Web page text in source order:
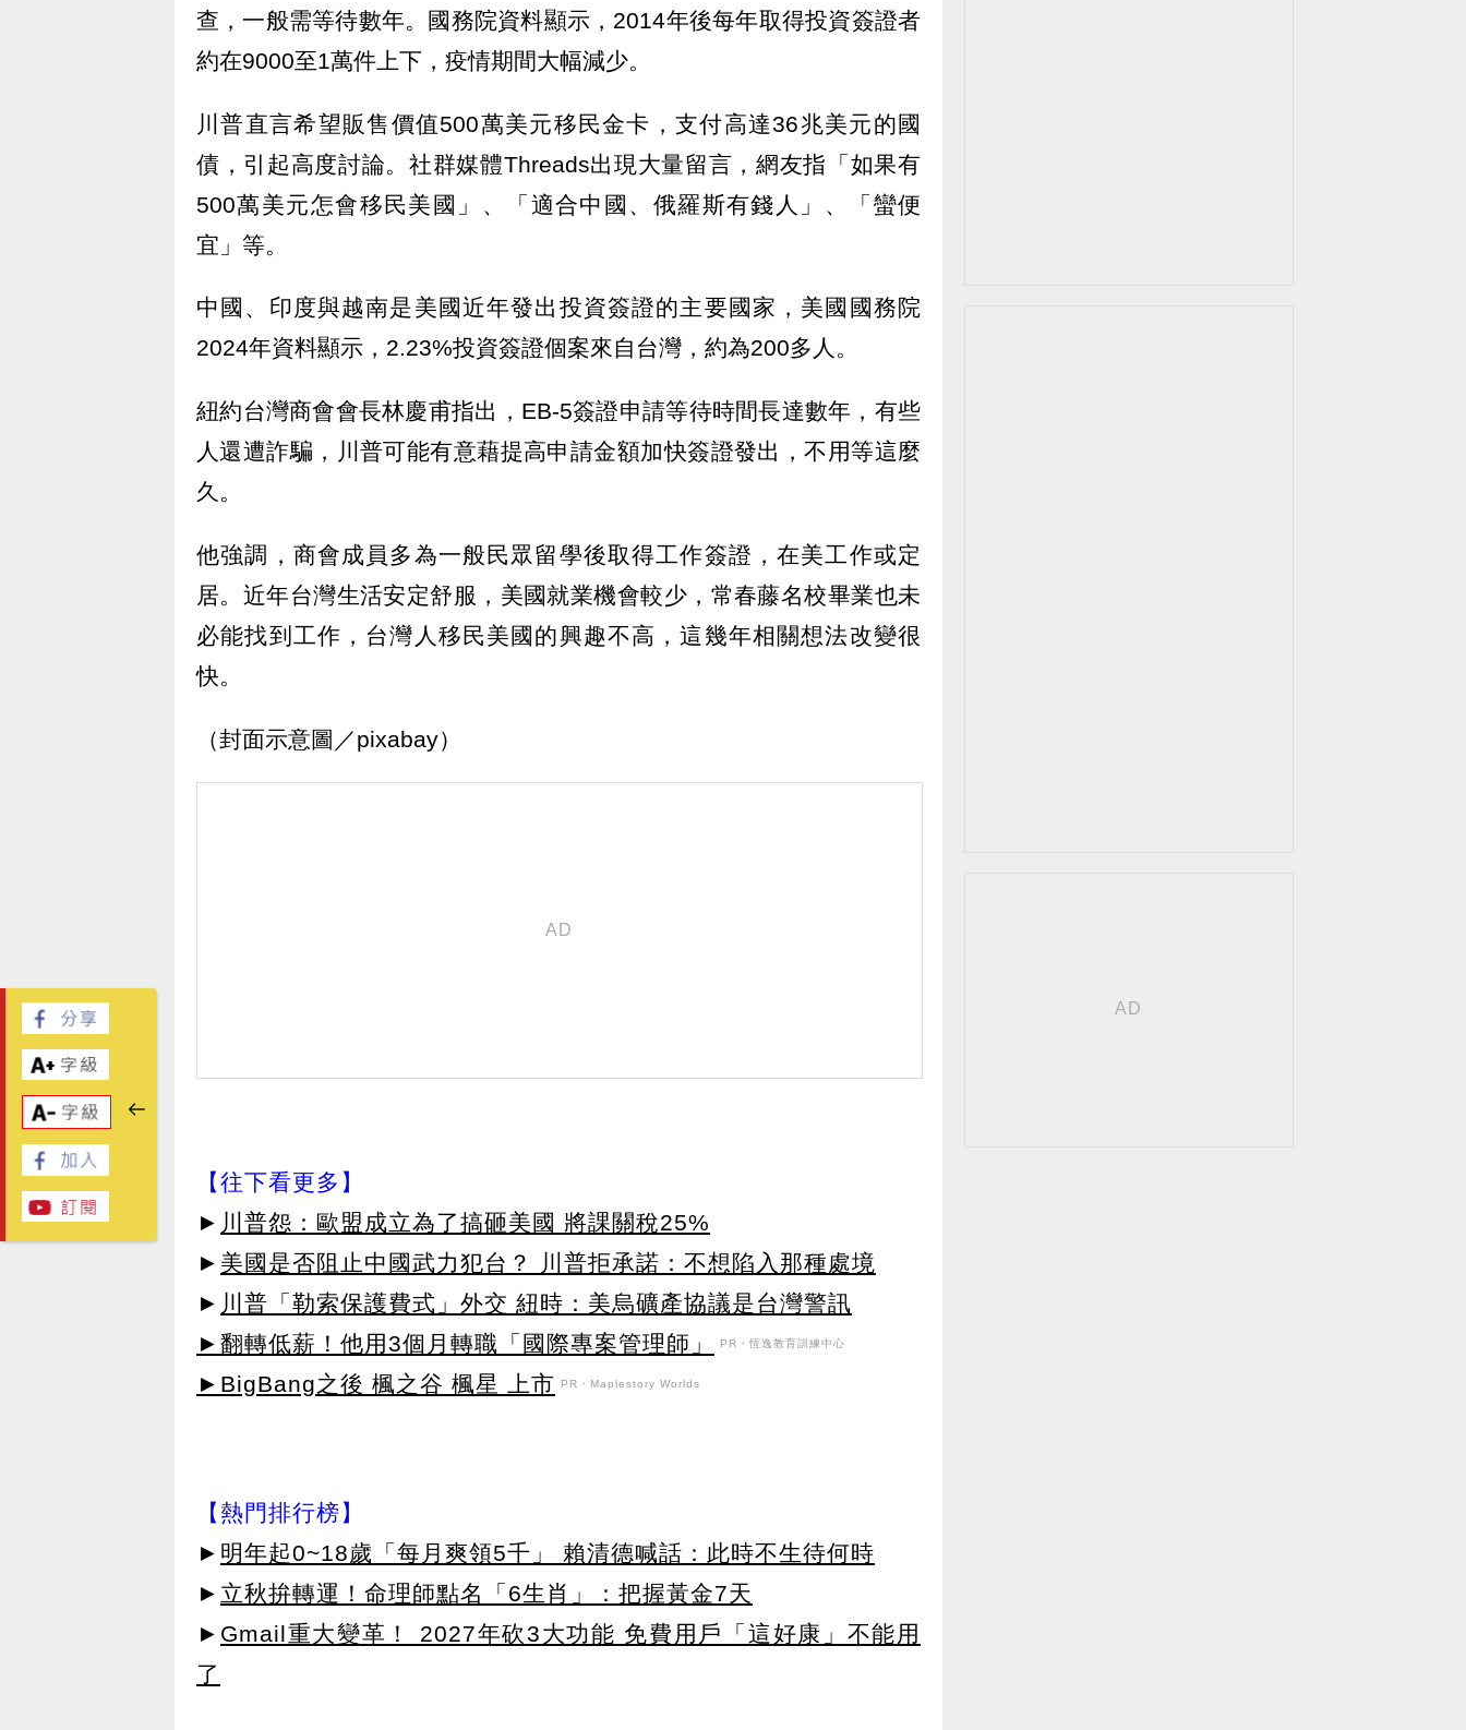
查，一般需等待數年。國務院資料顯示，2014年後每年取得投資簽證者
約在9000至1萬件上下，疫情期間大幅減少。
川普直言希望販售價值500萬美元移民金卡，支付高達36兆美元的國
債，引起高度討論。社群媒體Threads出現大量留言，網友指「如果有
500萬美元怎會移民美國」、「適合中國、俄羅斯有錢人」、「蠻便
宜」等。
中國、印度與越南是美國近年發出投資簽證的主要國家，美國國務院
2024年資料顯示，2.23%投資簽證個案來自台灣，約為200多人。
紐約台灣商會會長林慶甫指出，EB-5簽證申請等待時間長達數年，有些
人還遭詐騙，川普可能有意藉提高申請金額加快簽證發出，不用等這麼
久。
他強調，商會成員多為一般民眾留學後取得工作簽證，在美工作或定
居。近年台灣生活安定舒服，美國就業機會較少，常春藤名校畢業也未
必能找到工作，台灣人移民美國的興趣不高，這幾年相關想法改變很
快。
（封面示意圖／pixabay）
【往下看更多】
► 川普怨：歐盟成立為了搞砸美國 將課關稅25%
► 美國是否阻止中國武力犯台？ 川普拒承諾：不想陷入那種處境
► 川普「勒索保護費式」外交 紐時：美烏礦產協議是台灣警訊
►翻轉低薪！他用3個月轉職「國際專案管理師」
PR・恆逸教育訓練中心
►BigBang之後 楓之谷 楓星 上市 PR・Maplestory Worlds
【熱門排行榜】
► 明年起0~18歲「每月爽領5千」 賴清德喊話：此時不生待何時
► 立秋拚轉運！命理師點名「6生肖」：把握黃金7天
► Gmail重大變革！ 2027年砍3大功能 免費用戶「這好康」不能用
了